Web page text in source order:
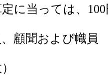
定に当っては、
顧聞およぴ幟員